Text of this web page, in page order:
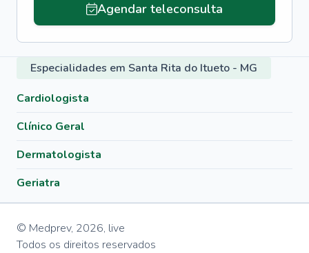
Agendar teleconsulta
Especialidades em Santa Rita do Itueto - MG
Cardiologista
Clínico Geral
Dermatologista
Geriatra
© Medprev, 2026, live
Todos os direitos reservados